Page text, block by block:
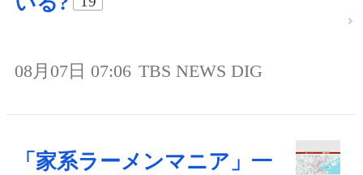
08月07日 07:06 TBS NEWS DIG
「家系ラーメンマニア」一